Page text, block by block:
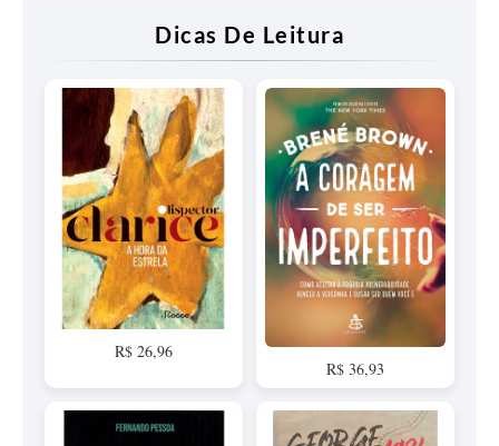
Dicas De Leitura
R$ 26,96
R$ 36,93